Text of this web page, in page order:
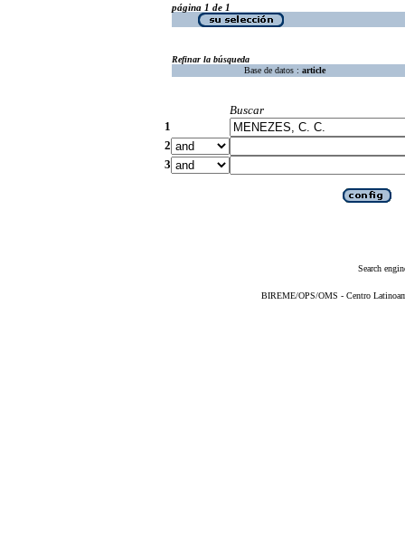
página 1 de 1
Refinar la búsqueda
Base de datos : article
Buscar
1
2
3
Search
BIREME/OPS/OMS - Centro